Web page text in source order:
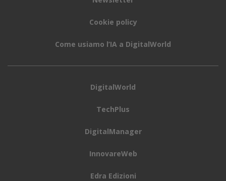
Cookie policy
Come usiamo l’IA a DigitalWorld
DigitalWorld
TechPlus
DigitalManager
InnovareWeb
Edra Edizioni